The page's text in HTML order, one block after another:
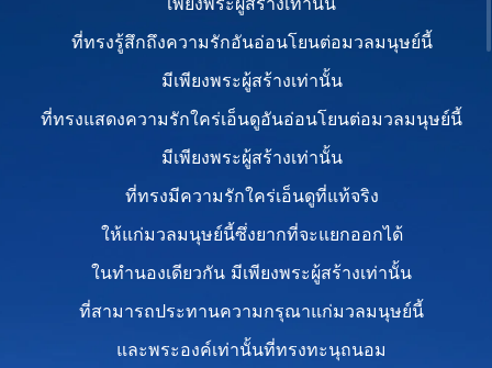
ที่ทรงรู้สึกถึงความรักอันอ่อนโยนต่อมวลมนุษย์นี้
มีเพียงพระผู้สร้างเท่านั้น
ที่ทรงแสดงความรักใคร่เอ็นดูอันอ่อนโยนต่อมวลมนุษย์นี้
มีเพียงพระผู้สร้างเท่านั้น
ที่ทรงมีความรักใคร่เอ็นดูที่แท้จริง
ให้แก่มวลมนุษย์นี้ซึ่งยากที่จะแยกออกได้
ในทำนองเดียวกัน มีเพียงพระผู้สร้างเท่านั้น
ที่สามารถประทานความกรุณาแก่มวลมนุษย์นี้
และพระองค์เท่านั้นที่ทรงทะนุถนอม